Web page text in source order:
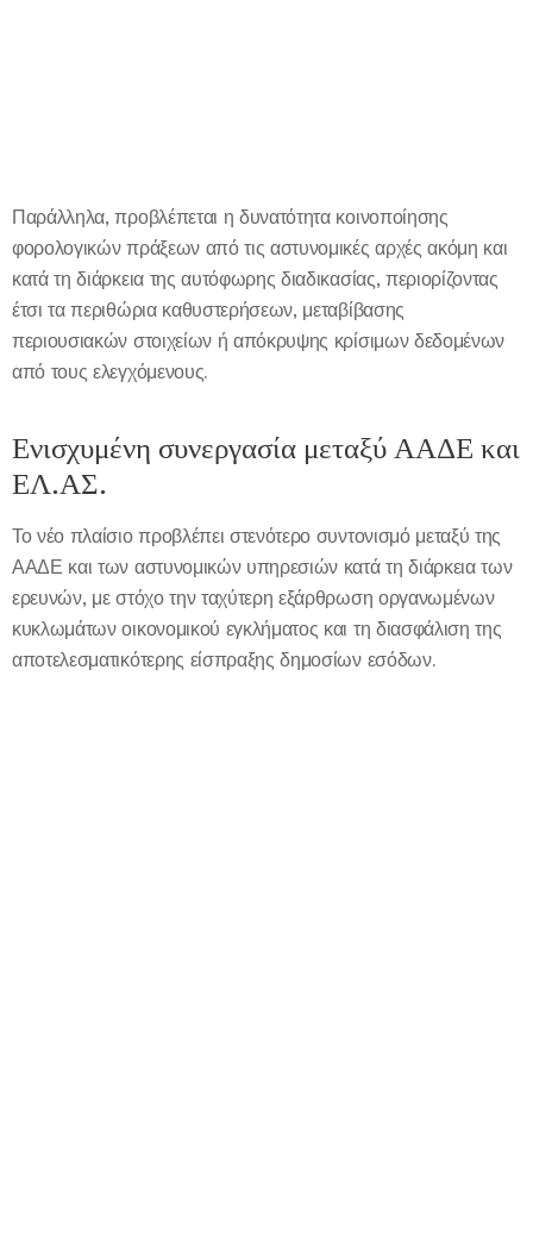
Παράλληλα, προβλέπεται η δυνατότητα κοινοποίησης
φορολογικών πράξεων από τις αστυνομικές αρχές ακόμη και
κατά τη διάρκεια της αυτόφωρης διαδικασίας, περιορίζοντας
έτσι τα περιθώρια καθυστερήσεων, μεταβίβασης
περιουσιακών στοιχείων ή απόκρυψης κρίσιμων δεδομένων
από τους ελεγχόμενους.
Ενισχυμένη συνεργασία μεταξύ ΑΑΔΕ και
ΕΛ.ΑΣ.
Το νέο πλαίσιο προβλέπει στενότερο συντονισμό μεταξύ της
ΑΑΔΕ και των αστυνομικών υπηρεσιών κατά τη διάρκεια των
ερευνών, με στόχο την ταχύτερη εξάρθρωση οργανωμένων
κυκλωμάτων οικονομικού εγκλήματος και τη διασφάλιση της
αποτελεσματικότερης είσπραξης δημοσίων εσόδων.